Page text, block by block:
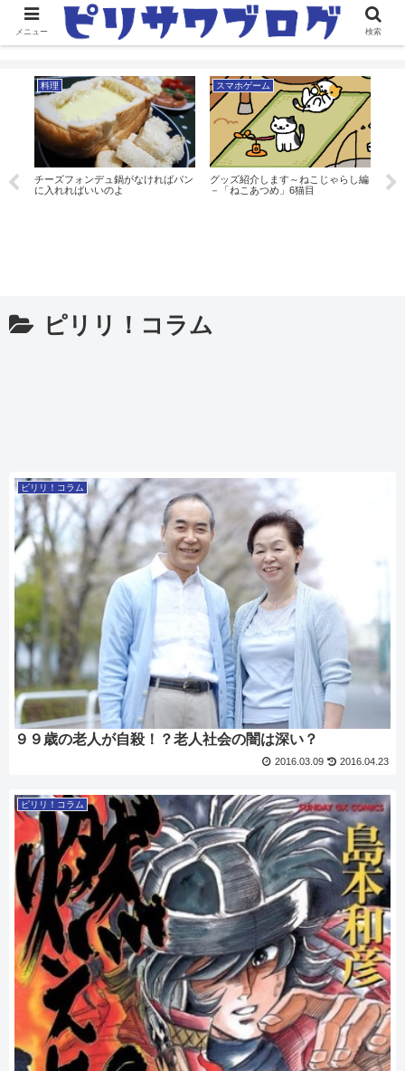
料理
チーズフォンデュ鍋がなければパン
に入れればいいのよ
スマホゲーム
グッズ紹介します～ねこじゃらし編
－「ねこあつめ」6猫目
ス
ス
ピリリ！コラム
ピリリ！コラム
９９歳の老人が自殺！？老人社会の闇は深い？
2016.03.09 2016.04.23
ピリリ！コラム
メニュー 検索